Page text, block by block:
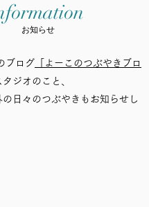
​お知らせ
ブログ 「よーこの​つぶやきブロ
ジオのこと、
の日々のつぶやきもお知らせし